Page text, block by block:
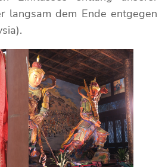
langsam dem Ende entgegen